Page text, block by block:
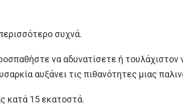
συχνά.
να αδυνατίσετε ή τουλάχιστον
αυξάνει τις πιθανότητες μιας
κατά 15 εκατοστά.